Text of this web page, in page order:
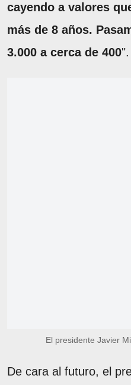
cayendo a valores
más de 8 años.
3.000 a cerca de 400".
El presidente Javier
De cara al futuro, el